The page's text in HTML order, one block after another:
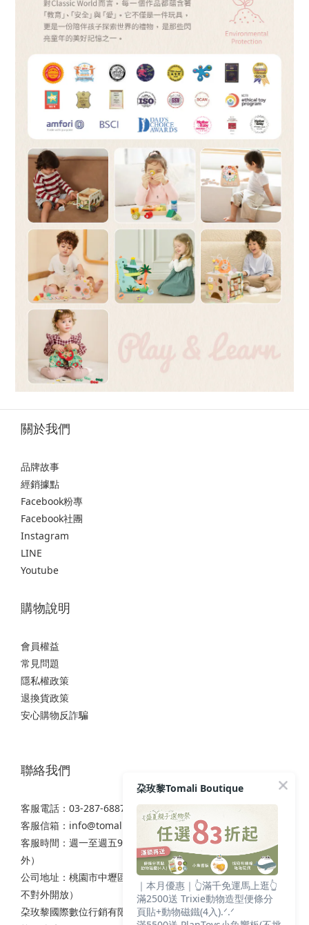
關於我們
品牌故事
經銷據點
Facebook粉專
Facebook社團
Instagram
LINE
Youtube
購物說明
會員權益
常見問題
隱私權政策
退換貨政策
安心購物反詐騙
聯絡我們
客服電話：03-287-6887
客服信箱： info@tomali.com.tw
客服時間：週一至週五9:00-12:00 / 13:00-17:00（國定假日除
外）
公司地址：桃園市中壢區西園路111之2號7樓（非實體店面，
不對外開放）
朶玫黎國際數位行銷有限公司
朶玫黎Tomali Boutique
｜本月優惠｜👆滿千免運馬上逛👆
滿2500送 Trixie動物造型便條分
頁貼+動物磁鐵(4入).ᐟ.ᐟ